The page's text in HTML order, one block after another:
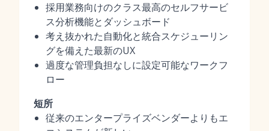
採用業務向けのクラス最高のセルフサービ
ス分析機能とダッシュボード
考え抜かれた自動化と統合スケジューリン
グを備えた最新のUX
過度な管理負担なしに設定可能なワークフ
ロー
短所
従来のエンタープライズベンダーよりもエ